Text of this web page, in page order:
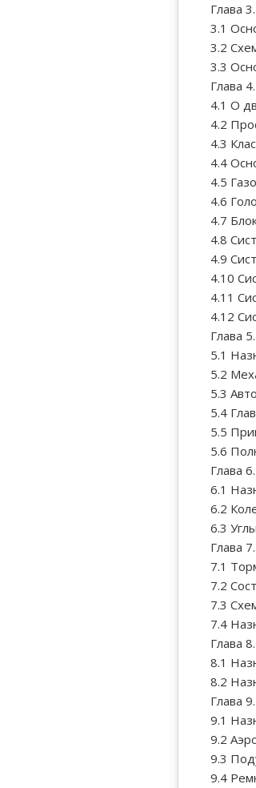
Глава
3.1
3.2
3.3
Глава
4.1 О
4.2
4.3
4.4
4.5
4.6
4.7
4.8
4.9
4.10
4.11
4.12
Глава
5.1
5.2
5.3
5.4
5.5
5.6
Глава
6.1
6.2
6.3
Глава
7.1
7.2
7.3
7.4
Глава
8.1
8.2
Глава
9.1
9.2
9.3
9.4